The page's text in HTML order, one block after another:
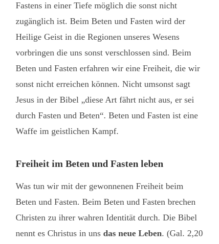
Fastens in einer Tiefe möglich die sonst nicht
zugänglich ist. Beim Beten und Fasten wird der
Heilige Geist in die Regionen unseres Wesens
vorbringen die uns sonst verschlossen sind. Beim
Beten und Fasten erfahren wir eine Freiheit, die wir
sonst nicht erreichen können. Nicht umsonst sagt
Jesus in der Bibel „diese Art fährt nicht aus, er sei
durch Fasten und Beten“. Beten und Fasten ist eine
Waffe im geistlichen Kampf.
Freiheit im Beten und Fasten leben
Was tun wir mit der gewonnenen Freiheit beim
Beten und Fasten. Beim Beten und Fasten brechen
Christen zu ihrer wahren Identität durch. Die Bibel
nennt es Christus in unsdas neue Leben. (Gal. 2,20